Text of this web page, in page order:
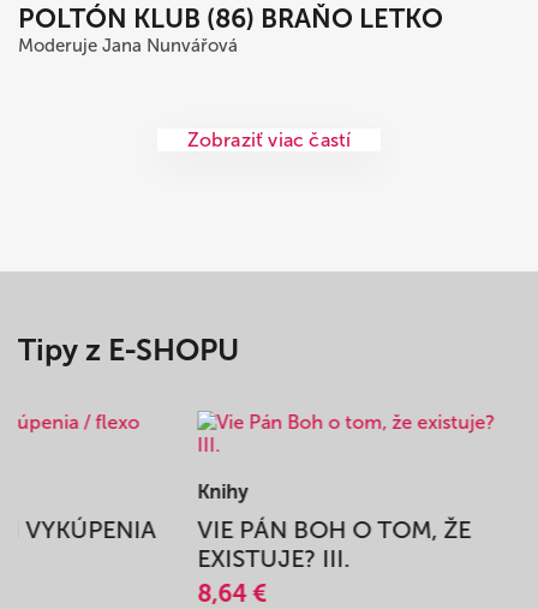
POLTÓN KLUB (86) BRAŇO LETKO
Moderuje Jana Nunvářová
Zobraziť viac častí
Tipy z E-SHOPU
VYKÚPENIA
Knihy
VIE PÁN BOH O TOM, ŽE
EXISTUJE? III.
8,64 €